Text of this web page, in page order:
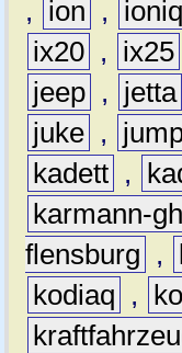
,
ion , ioniq
ix20 , ix25
jeep , jetta
juke ,
kadett ,
karmann-
flensburg
,
kodiaq
,